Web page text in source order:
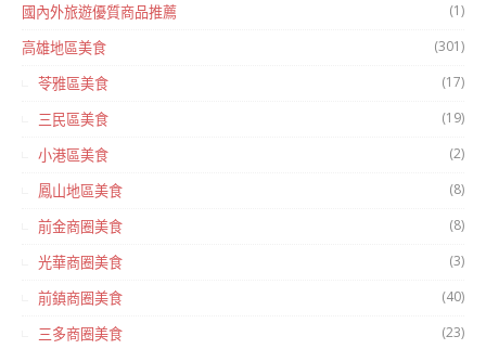
國內外旅遊優質商品推薦 (1)
高雄地區美食 (301)
苓雅區美食 (17)
三民區美食 (19)
小港區美食 (2)
鳳山地區美食 (8)
前金商圈美食 (8)
光華商圈美食 (3)
前鎮商圈美食 (40)
三多商圈美食 (23)